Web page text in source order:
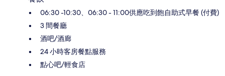
06:30 -10:30、06:30 - 11:00供應吃到飽自助式早餐 (付費)
3 間餐廳
酒吧/酒廊
24 小時客房餐點服務
點心吧/輕食店